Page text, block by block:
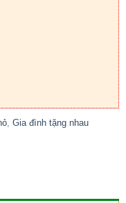
Gia đình tặng nhau